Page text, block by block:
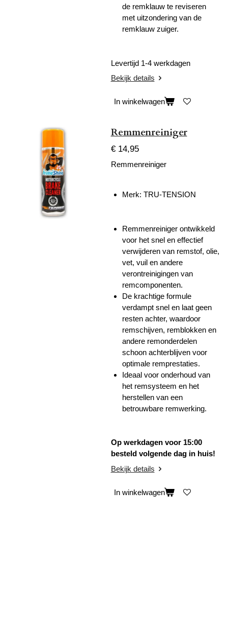
de remklauw te reviseren
met uitzondering van de
remklauw zuiger.
Levertijd 1-4 werkdagen
Bekijk details
In winkelwagen
Remmenreiniger
€ 14,95
Remmenreiniger
Merk: TRU-TENSION
Remmenreiniger ontwikkeld
voor het snel en effectief
verwijderen van remstof, olie,
vet, vuil en andere
verontreinigingen van
remcomponenten.
De krachtige formule
verdampt snel en laat geen
resten achter, waardoor
remschijven, remblokken en
andere remonderdelen
schoon achterblijven voor
optimale remprestaties.
Ideaal voor onderhoud van
het remsysteem en het
herstellen van een
betrouwbare remwerking.
Op werkdagen voor 15:00
besteld volgende dag in huis!
Bekijk details
In winkelwagen